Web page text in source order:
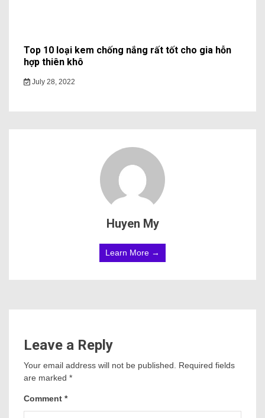
Top 10 loại kem chống nắng rất tốt cho gia hỗn
hợp thiên khô
July 28, 2022
Huyen My
Learn More →
Leave a Reply
Your email address will not be published. Required fields
are marked *
Comment *